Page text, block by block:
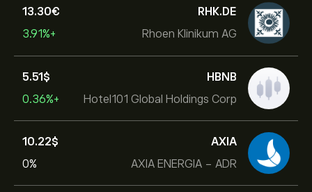
RHK.DE
Rhoen Klinikum AG
13.30‎€‎
+3.91%
HBNB
Hotel101 Global Holdings Corp
5.51‎$‎
+0.36%
AXIA
AXIA ENERGIA - ADR
10.22‎$‎
0%